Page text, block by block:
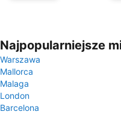
Najpopularniejsze
Warszawa
Mallorca
Malaga
London
Barcelona